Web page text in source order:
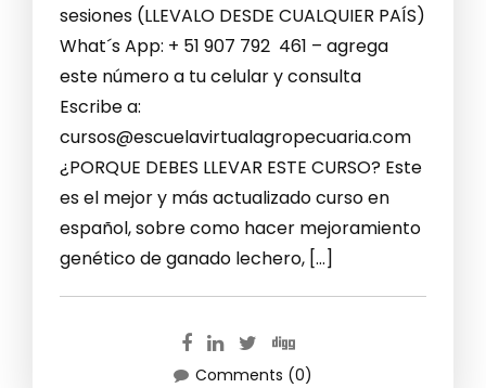
sesiones (LLEVALO DESDE CUALQUIER PAÍS)
What´s App: + 51 907 792 461 – agrega
este número a tu celular y consulta
Escribe a:
cursos@escuelavirtualagropecuaria.com
¿PORQUE DEBES LLEVAR ESTE CURSO? Este
es el mejor y más actualizado curso en
español, sobre como hacer mejoramiento
genético de ganado lechero, […]
Comments (0)